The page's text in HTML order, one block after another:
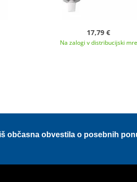
17,79 €
Na zalogi v distribucijski
občasna obvestila o posebnih